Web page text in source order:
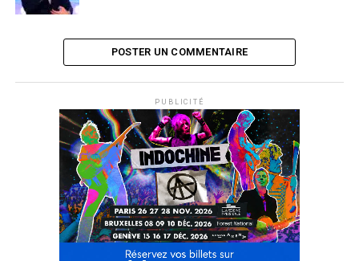
POSTER UN COMMENTAIRE
PUBLICITÉ